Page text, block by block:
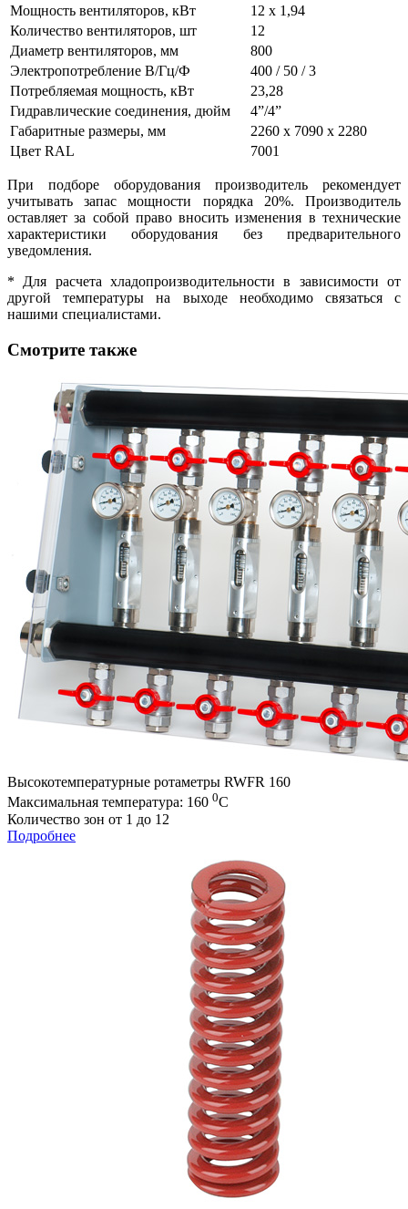
Мощность вентиляторов, кВт
12 х 1,94
Количество вентиляторов, шт
12
Диаметр вентиляторов, мм
800
Электропотребление В/Гц/Ф
400 / 50 / 3
Потребляемая мощность, кВт
23,28
Гидравлические соединения, дюйм
4”/4”
Габаритные размеры, мм
2260 х 7090 х 2280
Цвет RAL
7001
При подборе оборудования производитель рекомендует
учитывать запас мощности порядка 20%. Производитель
оставляет за собой право вносить изменения в технические
характеристики оборудования без предварительного
уведомления.
* Для расчета хладопроизводительности в зависимости от
другой температуры на выходе необходимо связаться с
нашими специалистами.
Смотрите также
Высокотемпературные ротаметры RWFR 160
Максимальная температура: 160 0С
Количество зон от 1 до 12
Подробнее